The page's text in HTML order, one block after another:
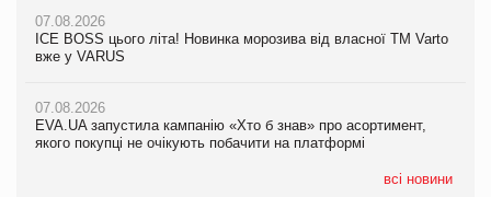
07.08.2026
ICE BOSS цього літа! Новинка морозива від власної ТМ Varto
вже у VARUS
07.08.2026
EVA.UA запустила кампанію «Хто б знав» про асортимент,
якого покупці не очікують побачити на платформі
всі новини
07.08.2026
ICE BOSS цього літа! Новинка морозива від власної ТМ Varto
вже у VARUS
07.08.2026
EVA.UA запустила кампанію «Хто б знав» про асортимент,
якого покупці не очікують побачити на платформі
Продажі Hugo Boss впали на 9%